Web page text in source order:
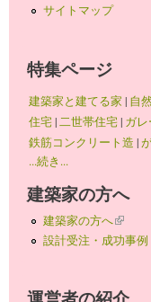
サイトマップ
特集ページ
建築家と建てる家 | 自
住宅|二世帯住宅| ガ
鉄筋コンクリート造 |
...続き...
建築家の方へ
建築家の方へ(link is
設計受注・成功事例